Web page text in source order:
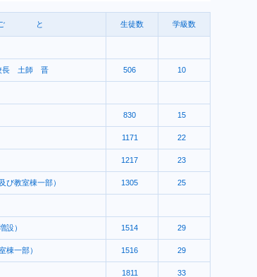
と 生徒数 学級数
長 土師 晋 506 10
830 15
1171 22
1217 23
び教室棟一部） 1305 25
設） 1514 29
棟一部） 1516 29
1811 33